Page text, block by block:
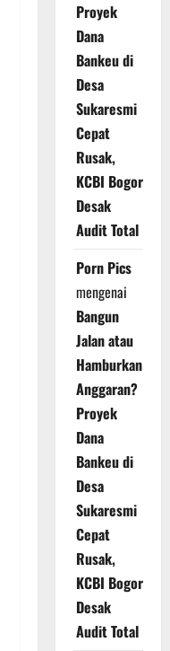
Proyek
Dana
Bankeu di
Desa
Sukaresmi
Cepat
Rusak,
KCBI Bogor
Desak
Audit Total
Porn Pics
mengenai
Bangun
Jalan atau
Hamburkan
Anggaran?
Proyek
Dana
Bankeu di
Desa
Sukaresmi
Cepat
Rusak,
KCBI Bogor
Desak
Audit Total